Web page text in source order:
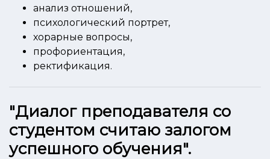
анализ отношений,
психологический портрет,
хорарные вопросы,
профориентация,
ректификация.
"Диалог преподавателя со
студентом считаю залогом
успешного обучения".